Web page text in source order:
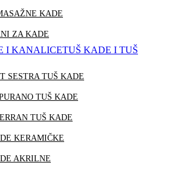
KADE
ZA KADE
TUŠ KADE I TUŠ
SESTRA TUŠ KADE
TUŠ KADE
TUŠ KADE
KERAMIČKE
AKRILNE